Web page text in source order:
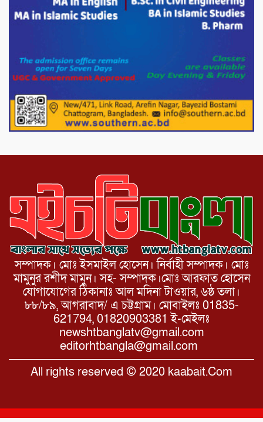
সরকারকে ব্যর্থ করতে দেশের বিরুদ্ধে একটি
দল চক্রান্ত চালিয়ে যাচ্ছে : রিজভী
দেশের বাজারে ভরিতে ১০ হাজার টাকা সোনার
দাম বাড়ানোর ঘোষণা।
ভারপ্রাপ্ত রাষ্ট্রপতি হাফিজ উদ্দিন আহমদের
সাথে এইচটি বাংলা অনলাইন পোর্টাল ও আইপি
সম্পাদক। মোঃ ইসমাইল হোসেন। নির্বাহী সম্পাদক। মোঃ
মামুনুর রশীদ মামুন। সহ- সম্পাদক।মোঃ আরফাত হোসেন
যোগাযোগের ঠিকানাঃ আল মদিনা টাওয়ার, ৬ষ্ঠ তলা।
৮৮/৮৯, আগরাবাদ/ এ চট্টগ্রাম। মোবাইলঃ 01835-
621794, 01820903381 ই-মেইলঃ
newshtbanglatv@gmail.com
editorhtbangla@gmail.com
All rights reserved © 2020 kaabait.Com